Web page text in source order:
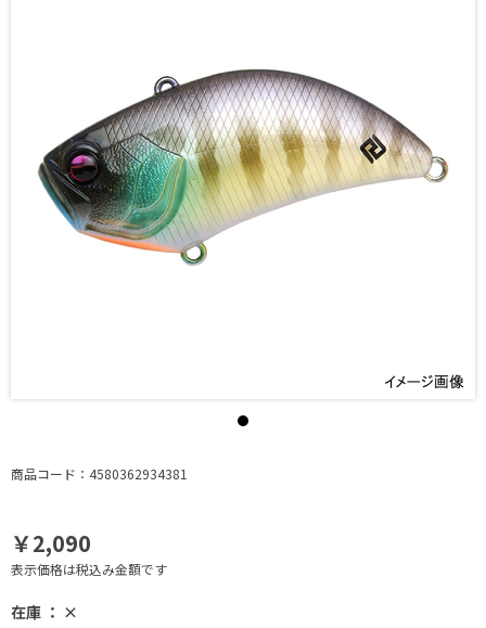
商品コード：4580362934381
￥2,090
表示価格は税込み金額です
在庫 ： ×